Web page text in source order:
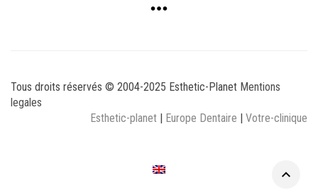
Tous droits réservés © 2004-2025 Esthetic-Planet Mentions
legales
Esthetic-planet | Europe Dentaire | Votre-clinique